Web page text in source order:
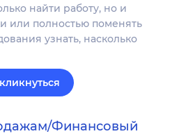
найти работу, но и
или полностью поменять
узнать, насколько
Финансовый